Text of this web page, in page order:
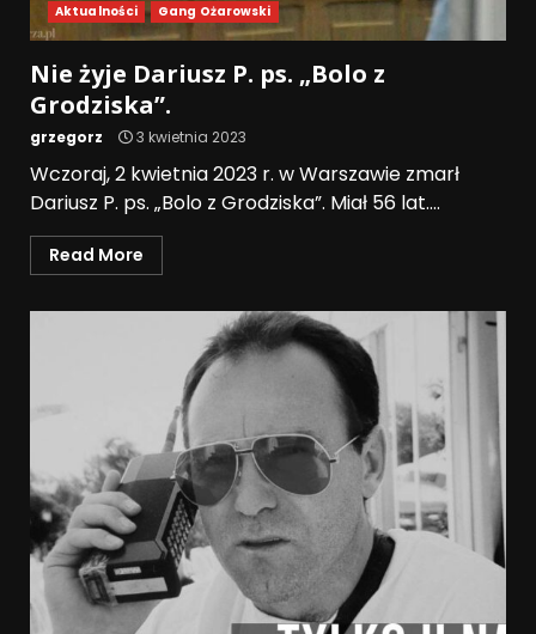
Aktualności Gang Ożarowski
Nie żyje Dariusz P. ps. „Bolo z
Grodziska”.
grzegorz 3 kwietnia 2023
Wczoraj, 2 kwietnia 2023 r. w Warszawie zmarł
Dariusz P. ps. „Bolo z Grodziska”. Miał 56 lat....
Read More